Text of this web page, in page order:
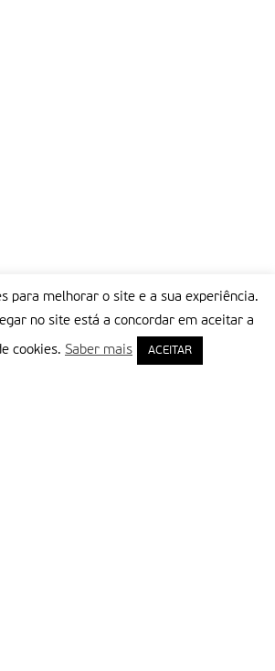
para melhorar o site e a sua experiência.
no site está a concordar em aceitar a
cookies. Saber mais ACEITAR